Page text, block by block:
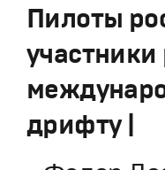
Пилоты
дрифту |